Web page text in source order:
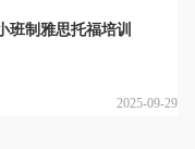
班制雅思托福培训
2025-09-29